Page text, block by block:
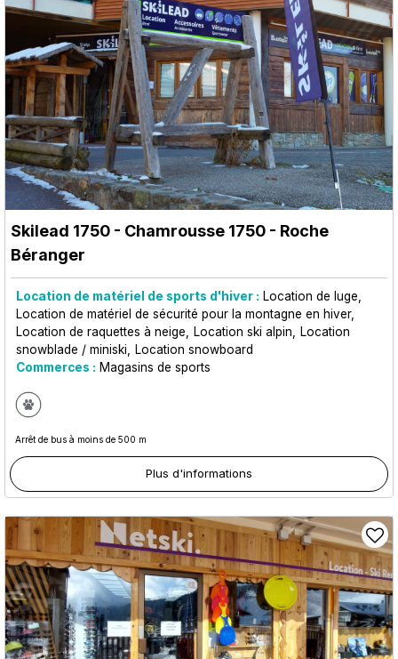
Skilead 1750 - Chamrousse 1750 - Roche
Béranger
Location de matériel de sports d'hiver : Location de luge
Location de matériel de sécurité pour la montagne en hiver
Location de raquettes à neige
Location ski alpin
Location
snowblade / miniski
Location snowboard
Commerces : Magasins de sports
Arrêt de bus à moins de 500 m
Plus d'informations